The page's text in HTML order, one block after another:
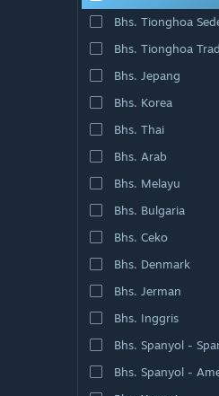
Bhs. Tionghoa
Bhs. Tionghoa
Bhs. Jepang
Bhs. Korea
Bhs. Thai
Bhs. Arab
Bhs. Melayu
Bhs. Bulgaria
Bhs. Ceko
Bhs. Denmark
Bhs. Jerman
Bhs. Inggris
Bhs. Spanyol -
Bhs. Spanyol -